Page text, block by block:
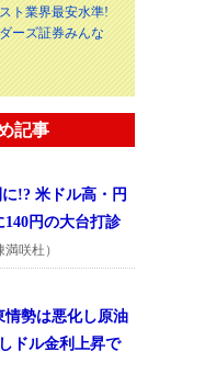
ト業界最安水準!
ーズ証券みんな
記事
!? 米ドル高・円
140円の大台打診
満咲杜）
情勢は悪化し原油
ドル金利上昇で